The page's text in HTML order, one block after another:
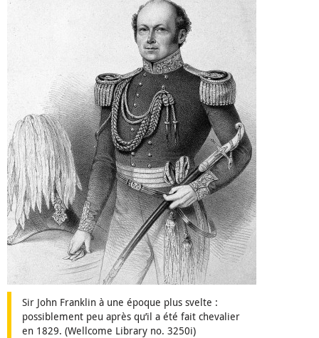
Sir John Franklin à une époque plus svelte :
possiblement peu après qu’il a été fait chevalier
en 1829. (Wellcome Library no. 3250i)